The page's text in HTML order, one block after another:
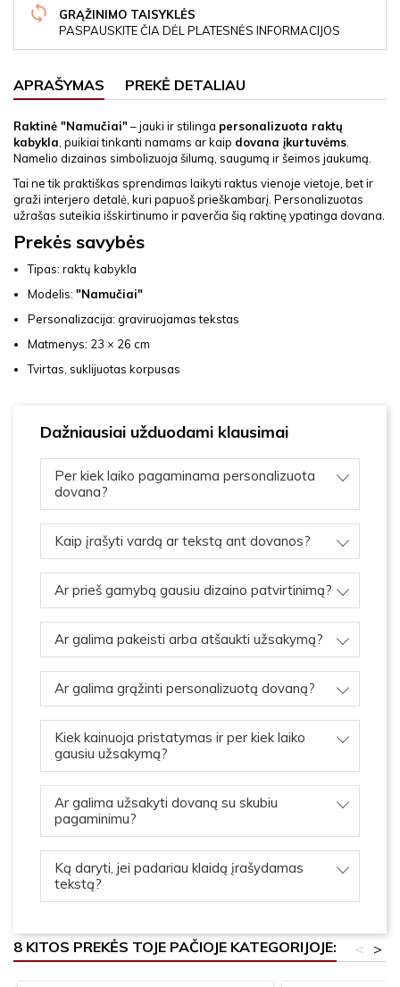
GRĄŽINIMO TAISYKLĖS
PASPAUSKITE ČIA DĖL PLATESNĖS INFORMACIJOS
APRAŠYMAS PREKĖ DETALIAU
Raktinė "Namučiai"– jauki ir stilinga personalizuota raktų
kabykla, puikiai tinkanti namams ar kaip dovana įkurtuvėms.
Namelio dizainas simbolizuoja šilumą, saugumą ir šeimos jaukumą.
Tai ne tik praktiškas sprendimas laikyti raktus vienoje vietoje, bet ir
graži interjero detalė, kuri papuoš prieškambarį. Personalizuotas
užrašas suteikia išskirtinumo ir paverčia šią raktinę ypatinga dovana.
Prekės savybės
Tipas: raktų kabykla
Modelis: "Namučiai"
Personalizacija: graviruojamas tekstas
Matmenys: 23 × 26 cm
Tvirtas, suklijuotas korpusas
Dažniausiai užduodami klausimai
Per kiek laiko pagaminama personalizuota
dovana?
Kaip įrašyti vardą ar tekstą ant dovanos?
Ar prieš gamybą gausiu dizaino patvirtinimą?
Ar galima pakeisti arba atšaukti užsakymą?
Ar galima grąžinti personalizuotą dovaną?
Kiek kainuoja pristatymas ir per kiek laiko
gausiu užsakymą?
Ar galima užsakyti dovaną su skubiu
pagaminimu?
Ką daryti, jei padariau klaidą įrašydamas
tekstą?
8 KITOS PREKĖS TOJE PAČIOJE KATEGORIJOJE: >
<